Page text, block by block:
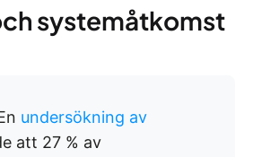
systemåtkomst
undersökning av
att 27 % av